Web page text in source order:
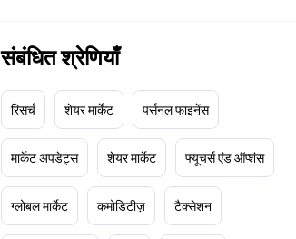
संबंधित श्रेणियाँ
रिसर्च शेयर मार्केट पर्सनल फाइनेंस
मार्केट अपडेट्स शेयर मार्केट फ्यूचर्स एंड ऑप्शंस
ग्लोबल मार्केट कमोडिटीज़ टैक्सेशन